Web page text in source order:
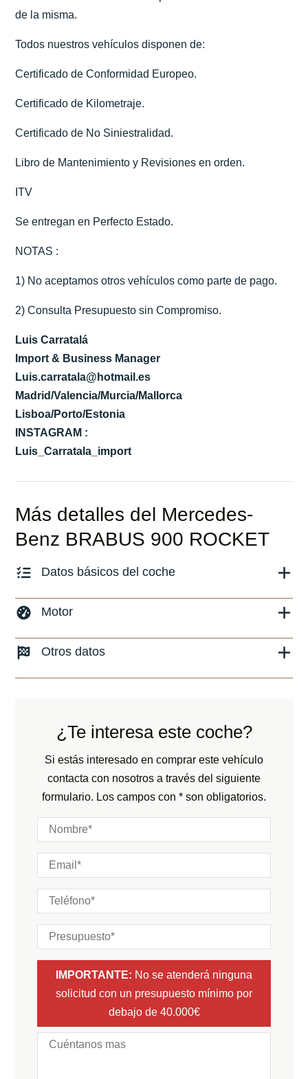
de la misma.
Todos nuestros vehículos disponen de:
Certificado de Conformidad Europeo.
Certificado de Kilometraje.
Certificado de No Siniestralidad.
Libro de Mantenimiento y Revisiones en orden.
ITV
Se entregan en Perfecto Estado.
NOTAS :
1) No aceptamos otros vehículos como parte de pago.
2) Consulta Presupuesto sin Compromiso.
Luis Carratalá
Import & Business Manager
Luis.carratala@hotmail.es
Madrid/Valencia/Murcia/Mallorca
Lisboa/Porto/Estonia
INSTAGRAM :
Luis_Carratala_import
Más detalles del Mercedes-
Benz BRABUS 900 ROCKET
Datos básicos del coche
Marca y modelo:
Fecha de matriculación:
Kilómetros:50KM
Motor
Combustible: Gasolina
Potencia:900 CV
Marchas:
Otros datos
Negro
Color interior:Amarillo
Carrocería:N/D
Puertas:
Plazas:
¿Te interesa este coche?
Si estás interesado en comprar este vehículo
contacta con nosotros a través del siguiente
formulario. Los campos con * son obligatorios.
IMPORTANTE: No se atenderá ninguna
solicitud con un presupuesto mínimo por
debajo de 40.000€